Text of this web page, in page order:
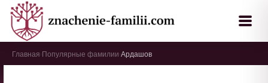
Главная Популярные фамилии Ардашов